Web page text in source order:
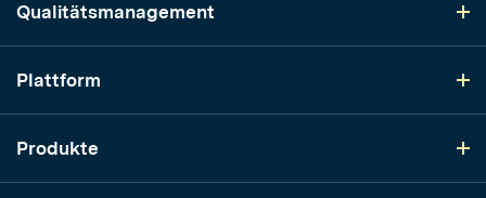
Qualitätsmanagement
Plattform
Produkte